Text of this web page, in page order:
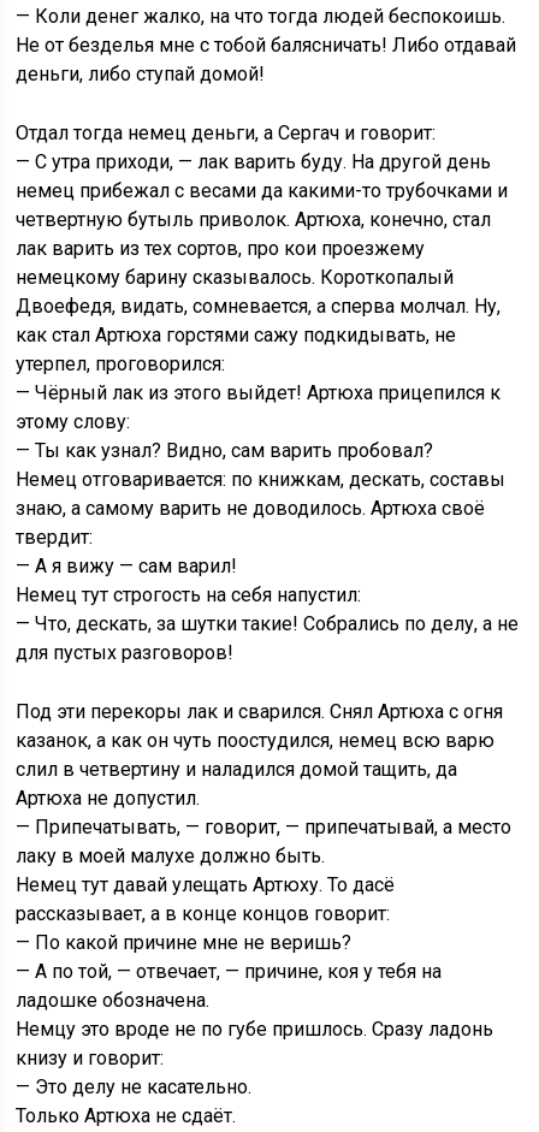
— Коли денег жалко, на что тогда людей беспокоишь.
Не от безделья мне с тобой балясничать! Либо отдавай
деньги, либо ступай домой!
Отдал тогда немец деньги, а Сергач и говорит:
— С утра приходи, — лак варить буду. На другой день
немец прибежал с весами да какими-то трубочками и
четвертную бутыль приволок. Артюха, конечно, стал
лак варить из тех сортов, про кои проезжему
немецкому барину сказывалось. Короткопалый
Двоефедя, видать, сомневается, а сперва молчал. Ну,
как стал Артюха горстями сажу подкидывать, не
утерпел, проговорился:
— Чёрный лак из этого выйдет! Артюха прицепился к
этому слову:
— Ты как узнал? Видно, сам варить пробовал?
Немец отговаривается: по книжкам, дескать, составы
знаю, а самому варить не доводилось. Артюха своё
твердит:
— А я вижу — сам варил!
Немец тут строгость на себя напустил:
— Что, дескать, за шутки такие! Собрались по делу, а не
для пустых разговоров!
Под эти перекоры лак и сварился. Снял Артюха с огня
казанок, а как он чуть поостудился, немец всю варю
слил в четвертину и наладился домой тащить, да
Артюха не допустил.
— Припечатывать, — говорит, — припечатывай, а место
лаку в моей малухе должно быть.
Немец тут давай улещать Артюху. То дасё
рассказывает, а в конце концов говорит:
— По какой причине мне не веришь?
— А по той, — отвечает, — причине, коя у тебя на
ладошке обозначена.
Немцу это вроде не по губе пришлось. Сразу ладонь
книзу и говорит:
— Это делу не касательно.
Только Артюха не сдаёт.